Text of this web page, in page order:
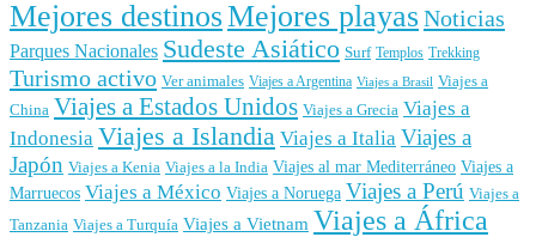
Mejores destinosMejores playasNoticias
Parques Nacionales Sudeste Asiático Surf Templos Trekking
Turismo activo Ver animales Viajes a Argentina Viajes a Brasil Viajes a
China Viajes a Estados Unidos Viajes a Grecia Viajes a
Indonesia Viajes a Islandia Viajes a Italia Viajes a
Japón Viajes a Kenia Viajes a la India Viajes al mar Mediterráneo Viajes a
Marruecos Viajes a México Viajes a Noruega Viajes a Perú Viajes a
Tanzania Viajes a Turquía Viajes a Vietnam Viajes a África